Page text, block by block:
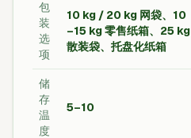
包
装
选
项
10 kg / 20 kg 网袋、10
–15 kg 零售纸箱、25 kg
散装袋、托盘化纸箱
储
存
温
度
5–10